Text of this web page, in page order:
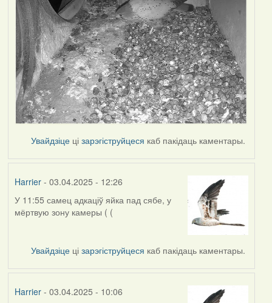
Увайдзіце цізарэгіструйцеся каб пакідаць каментары.
Harrier- 03.04.2025 - 12:26
У 11:55 самец адкаціў яйка пад сябе, у
мёртвую зону камеры ( (
Увайдзіце цізарэгіструйцеся каб пакідаць каментары.
Harrier- 03.04.2025 - 10:06